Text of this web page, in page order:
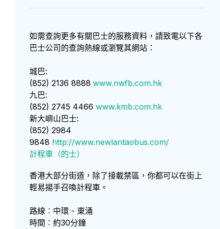
如需查詢更多有關巴士的服務資料，請致電以下各
巴士公司的查詢熱線或瀏覽其網站：
城巴:
(852) 2136 8888 www.nwfb.com.hk
九巴:
(852) 2745 4466 www.kmb.com.hk
新大嶼山巴士:
(852) 2984
9848 http://www.newlantaobus.com/
計程車（的士）
香港大部分街道，除了接載禁區，你都可以在街上
輕易揚手召喚計程車。
路線︰中環 - 東涌
時間︰約30分鐘